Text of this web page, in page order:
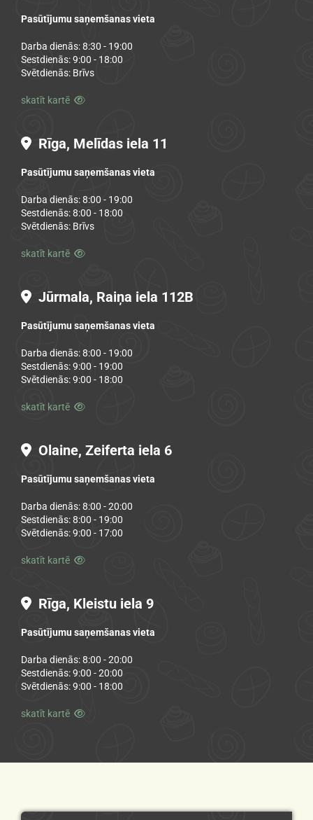
Pasūtījumu saņemšanas vieta
Darba dienās: 8:30 - 19:00
Sestdienās: 9:00 - 18:00
Svētdienās: Brīvs
skatīt kartē 
 Rīga, Melīdas iela 11
Pasūtījumu saņemšanas vieta
Darba dienās: 8:00 - 19:00
Sestdienās: 8:00 - 18:00
Svētdienās: Brīvs
skatīt kartē 
 Jūrmala, Raiņa iela 112B
Pasūtījumu saņemšanas vieta
Darba dienās: 8:00 - 19:00
Sestdienās: 9:00 - 19:00
Svētdienās: 9:00 - 18:00
skatīt kartē 
 Olaine, Zeiferta iela 6
Pasūtījumu saņemšanas vieta
Darba dienās: 8:00 - 20:00
Sestdienās: 8:00 - 19:00
Svētdienās: 9:00 - 17:00
skatīt kartē 
 Rīga, Kleistu iela 9
Pasūtījumu saņemšanas vieta
Darba dienās: 8:00 - 20:00
Sestdienās: 9:00 - 20:00
Svētdienās: 9:00 - 18:00
skatīt kartē 